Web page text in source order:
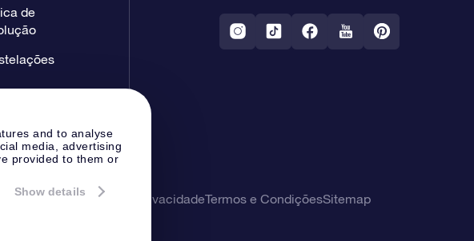
and to analyse
media, advertising
provided to them or
Show details
de
Declaração de privacidadeTermos e CondiçõesSitemap